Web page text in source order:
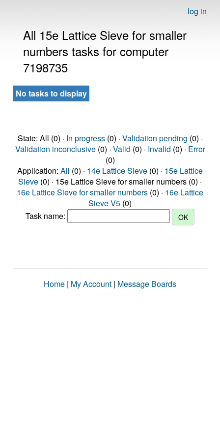
log in
All 15e Lattice Sieve for smaller
numbers tasks for computer
7198735
No tasks to display
State: All (0) · In progress(0) · Validation pending (0) ·
Validation inconclusive(0) · Valid (0) · Invalid (0) · Error
(0)
Application: All (0) · 14e Lattice Sieve (0) · 15e Lattice
Sieve (0) · 15e Lattice Sieve for smaller numbers (0) ·
16e Lattice Sieve for smaller numbers (0) · 16e Lattice
Sieve V5 (0)
Task name:
Home | My Account | Message Boards